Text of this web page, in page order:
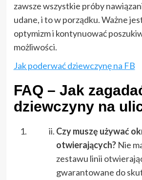
zawsze wszystkie próby
udane, i to w porządku. Ważne
optymizm i kontynuować
możliwości.
Jak poderwać dziewczynę na FB
FAQ – Jak
dziewczyny na
Czy muszę używać
otwierających?Nie
zestawu linii
gwarantowane do